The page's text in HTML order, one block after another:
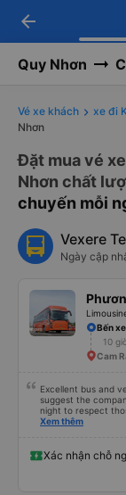
-
arrow_back
Quy Nhơn
Vé xe khách xe đi
Nhơn
Đặt mua vé
Nhơn chất
chuyến mỗi
Vexere
Ngày cập
Bến
10
Cam
Excellent bus and
suggest the
night to respect
please display the
quy định rõ ràng về
để tránh làm phiền
khẩu Wi-Fi trong
Xem thêm
Xác nhận chỗ